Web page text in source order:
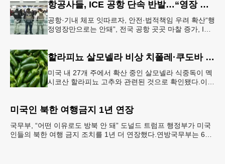
항공사들, ICE 공항 단속 반발…“영장 없인 협조 불가”
공항·기내 체포 잇따르자, 안전·법적책임 우려 확산“행
정영장만으로는 안돼”, 전국 공항 곳곳 마찰 증가, ICE
할라피뇨 살모넬라 비상 치폴레·쿠도바 긴급 회수
미국 내 27개 주에서 확산 중인 살모넬라 식중독이 멕
시코산 할라피뇨 고추와 관련된 것으로 확인됐다.이에
미국인 북한 여행금지 1년 연장
국무부, “어떤 이유로도 방북 안 돼” 도널드 트럼프 행정부가 미국
인들의 북한 여행 금지 조치를 1년 더 연장했다.연방국무부는 6일